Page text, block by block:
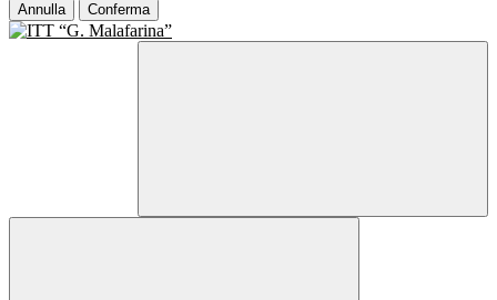
Annulla Conferma